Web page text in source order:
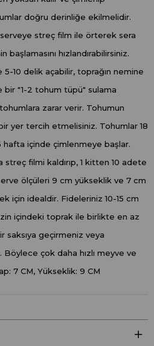
doğru derinliğe ekilmelidir.
streç film ile örterek sera
hızlandırabilirsiniz.
10 delik açabilir, toprağın nemine
"1-2 tohum tüpü" sulama
zarar verir. Tohumun
yer tercih etmelisiniz. Tohumlar 18
hafta içinde çimlenmeye başlar.
streç filmi kaldırıp, 1 kitten 10 adete
ölçüleri 9 cm yükseklik ve 7 cm
için idealdir. Fideleriniz 10-15 cm
içindeki toprak ile birlikte en az
saksıya geçirmeniz veya
çok daha hızlı meyve ve
7 CM, Yükseklik: 9 CM